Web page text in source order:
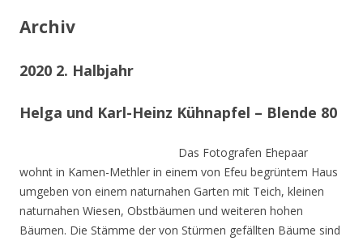
Archiv
2020 2. Halbjahr
Helga und Karl-Heinz Kühnapfel – Blende 80
Das Fotografen Ehepaar
wohnt in Kamen-Methler in einem von Efeu begrüntem Haus
umgeben von einem naturnahen Garten mit Teich, kleinen
naturnahen Wiesen, Obstbäumen und weiteren hohen
Bäumen. Die Stämme der von Stürmen gefällten Bäume sind